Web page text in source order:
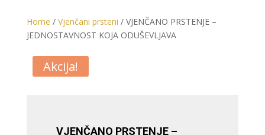
Home / Vjenčani prsteni / VJENČANO PRSTENJE –
JEDNOSTAVNOST KOJA ODUŠEVLJAVA
Akcija!
VJENČANO PRSTENJE –